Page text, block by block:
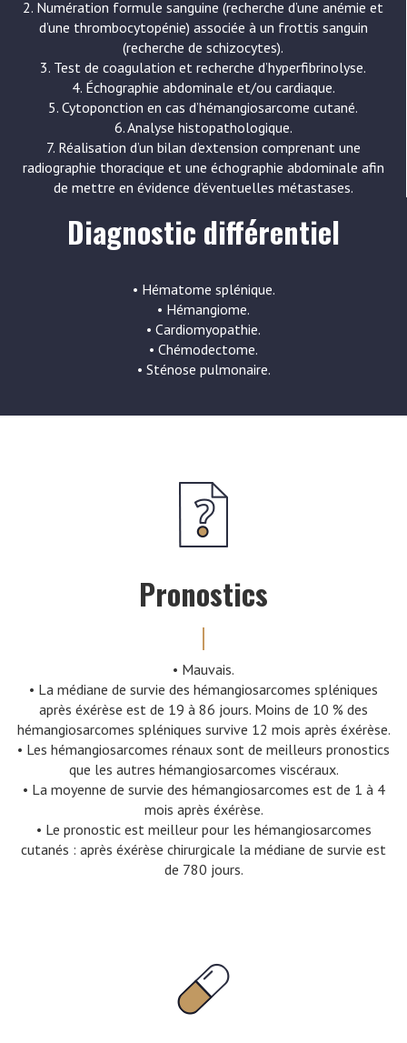
2. Numération formule sanguine (recherche d’une anémie et
d’une thrombocytopénie) associée à un frottis sanguin
(recherche de schizocytes).
3. Test de coagulation et recherche d’hyperfibrinolyse.
4. Échographie abdominale et/ou cardiaque.
5. Cytoponction en cas d’hémangiosarcome cutané.
6. Analyse histopathologique.
7. Réalisation d’un bilan d’extension comprenant une
radiographie thoracique et une échographie abdominale afin
de mettre en évidence d’éventuelles métastases.
Diagnostic différentiel
• Hématome splénique.
• Hémangiome.
• Cardiomyopathie.
• Chémodectome.
• Sténose pulmonaire.
Pronostics
• Mauvais.
• La médiane de survie des hémangiosarcomes spléniques
après éxérèse est de 19 à 86 jours. Moins de 10 % des
hémangiosarcomes spléniques survive 12 mois après éxérèse.
• Les hémangiosarcomes rénaux sont de meilleurs pronostics
que les autres hémangiosarcomes viscéraux.
• La moyenne de survie des hémangiosarcomes est de 1 à 4
mois après éxérèse.
• Le pronostic est meilleur pour les hémangiosarcomes
cutanés : après éxérèse chirurgicale la médiane de survie est
de 780 jours.